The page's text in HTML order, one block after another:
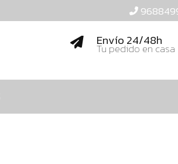
Envío 24/48h
Tu pedido en casa